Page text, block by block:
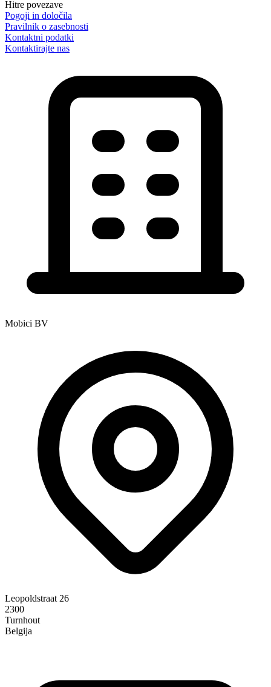
Hitre povezave
Pogoji in določila
Pravilnik o zasebnosti
Kontaktni podatki
Kontaktirajte nas
Mobici BV
Leopoldstraat 26
2300
Turnhout
Belgija